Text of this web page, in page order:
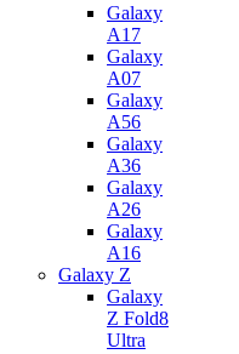
Galaxy
A17
Galaxy
A07
Galaxy
A56
Galaxy
A36
Galaxy
A26
Galaxy
A16
Galaxy Z
Galaxy
Z Fold8
Ultra